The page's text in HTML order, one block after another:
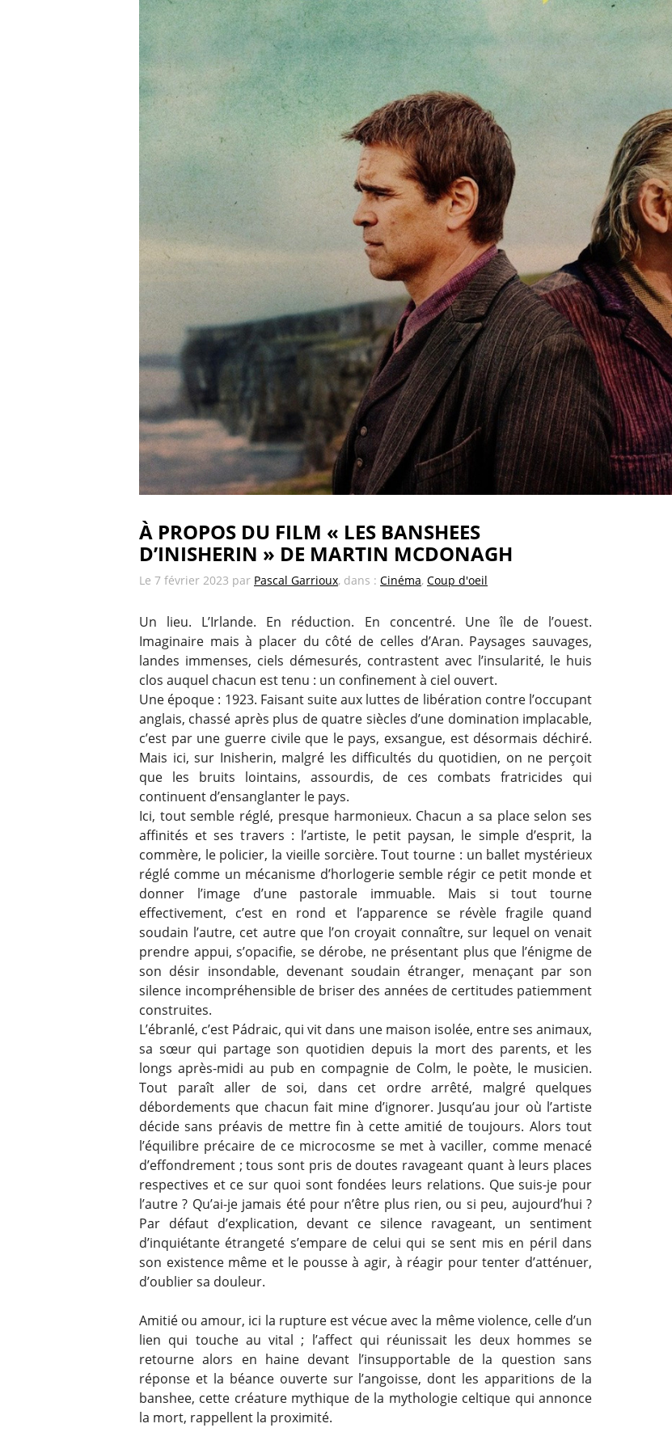
À PROPOS DU FILM « LES BANSHEES
D’INISHERIN » DE MARTIN MCDONAGH
Le 7 février 2023 par Pascal Garrioux, dans : Cinéma, Coup d'oeil
Un lieu. L’Irlande. En réduction. En concentré. Une île de l’ouest.
Imaginaire mais à placer du côté de celles d’Aran. Paysages sauvages,
landes immenses, ciels démesurés, contrastent avec l’insularité, le huis
clos auquel chacun est tenu : un confinement à ciel ouvert.
Une époque : 1923. Faisant suite aux luttes de libération contre l’occupant
anglais, chassé après plus de quatre siècles d’une domination implacable,
c’est par une guerre civile que le pays, exsangue, est désormais déchiré.
Mais ici, sur Inisherin, malgré les difficultés du quotidien, on ne perçoit
que les bruits lointains, assourdis, de ces combats fratricides qui
continuent d’ensanglanter le pays.
Ici, tout semble réglé, presque harmonieux. Chacun a sa place selon ses
affinités et ses travers : l’artiste, le petit paysan, le simple d’esprit, la
commère, le policier, la vieille sorcière. Tout tourne : un ballet mystérieux
réglé comme un mécanisme d’horlogerie semble régir ce petit monde et
donner l’image d’une pastorale immuable. Mais si tout tourne
effectivement, c’est en rond et l’apparence se révèle fragile quand
soudain l’autre, cet autre que l’on croyait connaître, sur lequel on venait
prendre appui, s’opacifie, se dérobe, ne présentant plus que l’énigme de
son désir insondable, devenant soudain étranger, menaçant par son
silence incompréhensible de briser des années de certitudes patiemment
construites.
L’ébranlé, c’est Pádraic, qui vit dans une maison isolée, entre ses animaux,
sa sœur qui partage son quotidien depuis la mort des parents, et les
longs après-midi au pub en compagnie de Colm, le poète, le musicien.
Tout paraît aller de soi, dans cet ordre arrêté, malgré quelques
débordements que chacun fait mine d’ignorer. Jusqu’au jour où l’artiste
décide sans préavis de mettre fin à cette amitié de toujours. Alors tout
l’équilibre précaire de ce microcosme se met à vaciller, comme menacé
d’effondrement ; tous sont pris de doutes ravageant quant à leurs places
respectives et ce sur quoi sont fondées leurs relations. Que suis-je pour
l’autre ? Qu’ai-je jamais été pour n’être plus rien, ou si peu, aujourd’hui ?
Par défaut d’explication, devant ce silence ravageant, un sentiment
d’inquiétante étrangeté s’empare de celui qui se sent mis en péril dans
son existence même et le pousse à agir, à réagir pour tenter d’atténuer,
d’oublier sa douleur.
Amitié ou amour, ici la rupture est vécue avec la même violence, celle d’un
lien qui touche au vital ; l’affect qui réunissait les deux hommes se
retourne alors en haine devant l’insupportable de la question sans
réponse et la béance ouverte sur l’angoisse, dont les apparitions de la
banshee, cette créature mythique de la mythologie celtique qui annonce
la mort, rappellent la proximité.